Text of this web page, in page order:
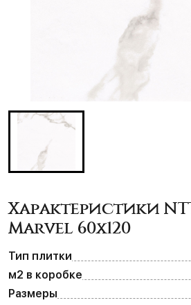
Характеристики
Marvel 60x120
Тип плитки
м2 в коробке
Размеры